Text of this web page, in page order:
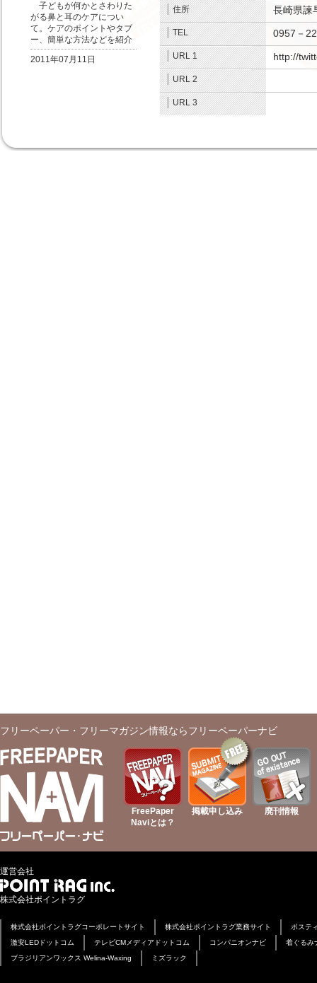
子どもが何かとさわりた
がる鼻と耳のケアについ
て。ケアのポイントやタブ
ー、簡単な方法などを紹介
2011年07月11日
住所 長崎県諫
TEL 0957－
URL 1 http://
URL 2
URL 3
フリーペーパー・フリーマガジン情報ならフリーペーパーナビ
FreePaper
Naviとは？
掲載申し込み 廃刊情報
運営会社
株式会社ポイントラグ
株式会社ポイントラグコーポレートサイト 株式会社ポイントラグ業務サイト
ポステ
激安LEDドットコム
テレビCMメディアドットコム コンパニオンナビ
着ぐるみ
ブラジリアンワックス Welina-Waxing
ミズラック